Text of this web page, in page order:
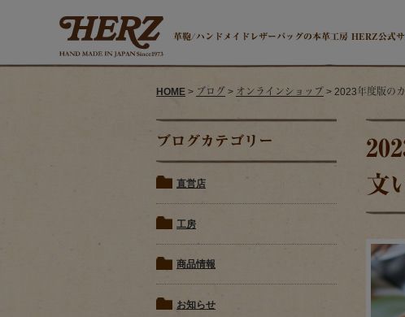
革鞄/ハンドメイドレザーバッグの本革工房 HERZ公式サ
HOME > ブログ > オンラインショップ > 2023年度版の
ブログカテゴリー
直営店
工房
商品情報
お知らせ
文